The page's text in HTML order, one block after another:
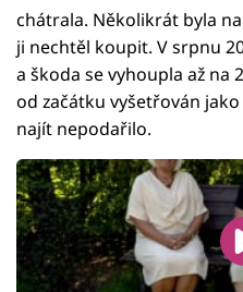
chátrala. Několikrát byla
ji nechtěl koupit. V srpnu
a škoda se vyhoupla až na
od začátku vyšetřován
najít nepodařilo.